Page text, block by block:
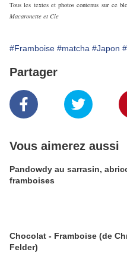
Tous les textes et photos contenus sur ce
Macaronette et Cie
#Framboise #matcha #Japon
Partager
Vous aimerez aussi
Pandowdy au sarrasin,
framboises
Chocolat - Framboise (de
Felder)